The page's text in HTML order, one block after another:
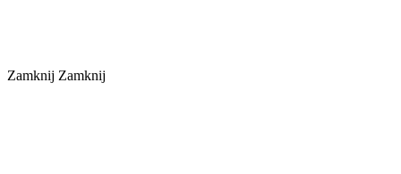
Zamknij Zamknij